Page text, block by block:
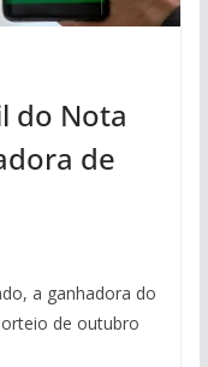
do Nota
de
a ganhadora do
de outubro